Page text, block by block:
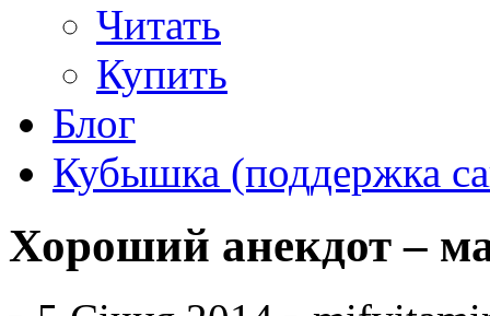
Читать
Купить
Блог
Кубышка (поддержка
Хороший анекдот –